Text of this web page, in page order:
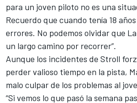
para un joven piloto no es una
Recuerdo que cuando tenía 18
errores. No podemos olvidar que
un largo camino por recorrer”.
Aunque los incidentes de Stroll
perder valioso tiempo en la pista,
malo culpar de los problemas al
“Si vemos lo que pasó la semana